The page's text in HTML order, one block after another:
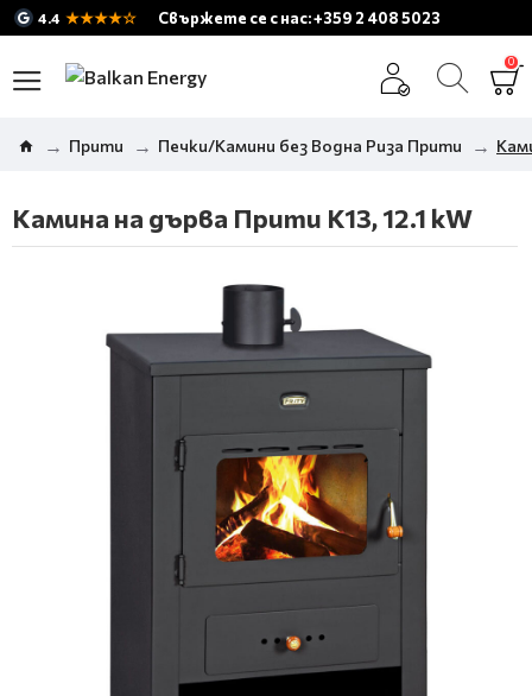
4.4 ★★★★☆ Свържете се с нас: +359 2 408 5023
0
Прити Печки/Камини без Водна Риза Прити
Камина на дърва Прити K13, 12.1 kW